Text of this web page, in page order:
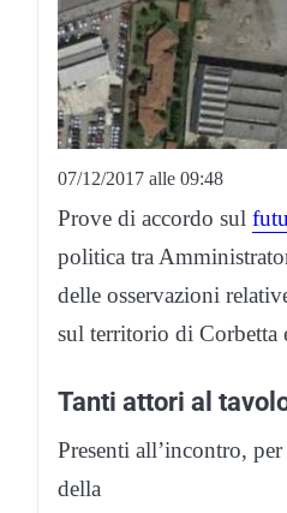
07/12/2017 alle 09:48
Prove di accordo sul
politica tra
delle osservazioni
sul territorio di
Tanti attori al
Presenti all’incontro,
della